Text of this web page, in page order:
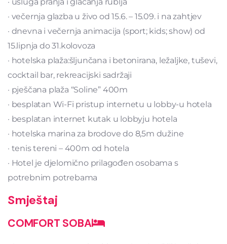
· večernja glazba u živo od 15.6. – 15.09. i na zahtjev
· dnevna i večernja animacija (sport; kids; show) od
15.lipnja do 31.kolovoza
· hotelska plaža:šljunčana i betonirana, ležaljke, tuševi,
cocktail bar, rekreacijski sadržaji
· pješčana plaža “Soline” 400m
· besplatan Wi-Fi pristup internetu u lobby-u hotela
· besplatan internet kutak u lobbyju hotela
· hotelska marina za brodove do 8,5m dužine
· tenis tereni – 400m od hotela
· Hotel je djelomično prilagođen osobama s
potrebnim potrebama
Smještaj
COMFORT SOBA